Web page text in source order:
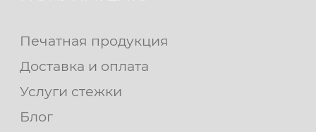
Печатная продукция
Доставка и оплата
Услуги стежки
Блог